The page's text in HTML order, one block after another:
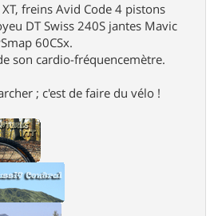
freins Avid Code 4 pistons
DT Swiss 240S jantes Mavic
60CSx.
son cardio-fréquencemètre.
; c'est de faire du vélo !